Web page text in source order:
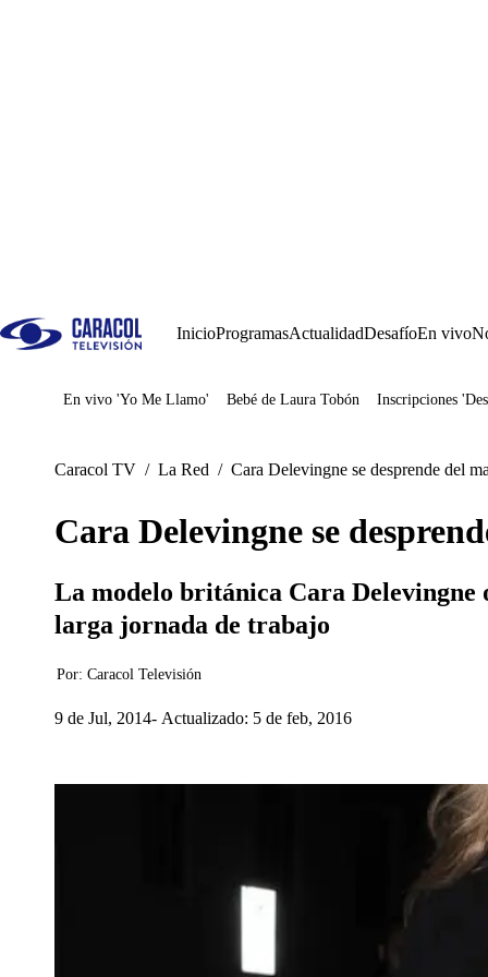
InicioProgramasActualidadDesafíoEn vivo
Juegos
En vivo 'Yo Me Llamo' Bebé de Laura Tobón Inscripciones
Caracol TV / La Red / Cara Delevingne se desprende del
Cara Delevingne se
La modelo británica Cara Delevingne
larga jornada de trabajo
Por: Caracol Televisión
9 de Jul, 2014 Actualizado: 5 de feb, 2016